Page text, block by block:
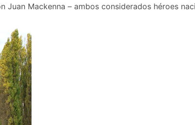
Juan Mackenna – ambos considerados héroes